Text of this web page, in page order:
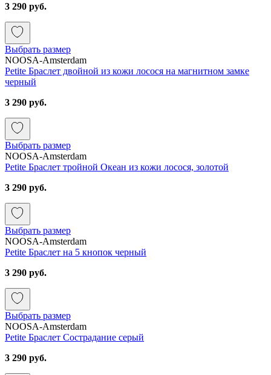
3 290 руб.
Выбрать размер
NOOSA-Amsterdam
Petite Браслет двойной из кожи лосося на магнитном замке
черный
3 290 руб.
Выбрать размер
NOOSA-Amsterdam
Petite Браслет тройной Океан из кожи лосося, золотой
3 290 руб.
Выбрать размер
NOOSA-Amsterdam
Petite Браслет на 5 кнопок черный
3 290 руб.
Выбрать размер
NOOSA-Amsterdam
Petite Браслет Сострадание серый
3 290 руб.